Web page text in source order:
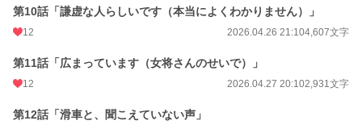
累計ポイント 11,851 pt (90,143 位)
第10話「謙虚な人らしいです（本当によくわかりません）」
12 2026.04.26 21:104,607文字
第11話「広まっています（女将さんのせいで）」
12 2026.04.27 20:102,931文字
第12話「滑車と、聞こえていない声」